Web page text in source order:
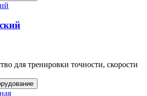
для тренировки точности, скорости